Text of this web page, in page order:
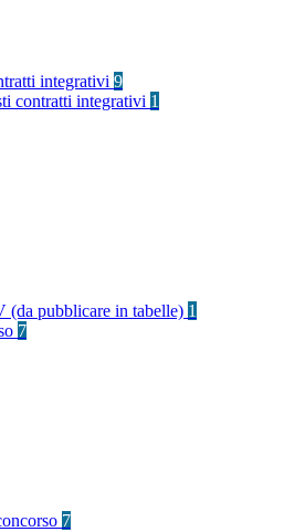
integrativi 9
contratti integrativi 1
(da pubblicare in tabelle) 1
7
7